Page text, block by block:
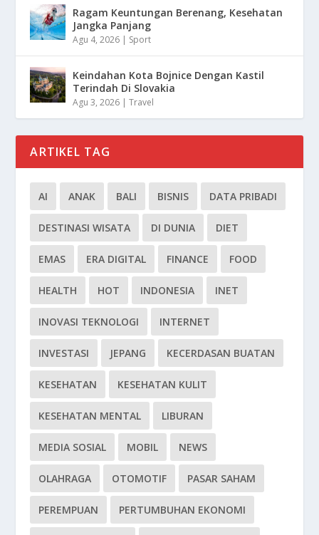
Ragam Keuntungan Berenang, Kesehatan
Jangka Panjang
Agu 4, 2026 | Sport
Keindahan Kota Bojnice Dengan Kastil
Terindah Di Slovakia
Agu 3, 2026 |Travel
ARTIKEL TAG
AI ANAK BALI BISNIS DATA PRIBADI
DESTINASI WISATA DI DUNIA DIET
EMAS ERA DIGITAL FINANCE FOOD
HEALTH HOT INDONESIA INET
INOVASI TEKNOLOGI INTERNET
INVESTASI JEPANG KECERDASAN BUATAN
KESEHATAN KESEHATAN KULIT
KESEHATAN MENTAL LIBURAN
MEDIA SOSIAL MOBIL NEWS
OLAHRAGA OTOMOTIF PASAR SAHAM
PEREMPUAN PERTUMBUHAN EKONOMI